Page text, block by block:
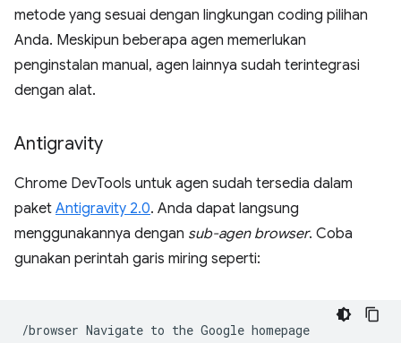
metode yang sesuai dengan lingkungan coding pilihan
Anda. Meskipun beberapa agen memerlukan
penginstalan manual, agen lainnya sudah terintegrasi
dengan alat.
Antigravity
Chrome DevTools untuk agen sudah tersedia dalam
paket Antigravity 2.0. Anda dapat langsung
menggunakannya dengan sub-agen browser. Coba
gunakan perintah garis miring seperti:
/browser Navigate to the Google